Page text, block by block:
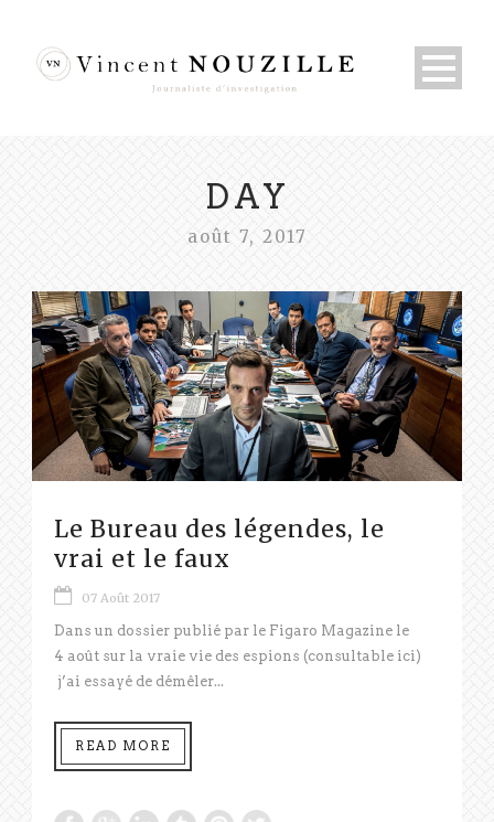
DAY
août 7, 2017
Le Bureau des légendes, le
vrai et le faux
07 Août 2017
Dans un dossier publié par le Figaro Magazine le
4 août sur la vraie vie des espions (consultable ici)
j’ai essayé de démêler...
READ MORE